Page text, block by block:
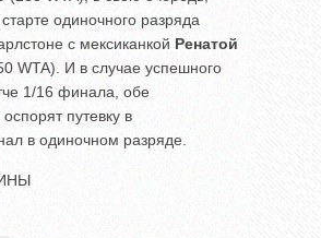
одиночного разряда
с мексиканкой Ренатой
WTA). И в случае успешного
1/16 финала, обе
путевку в
в одиночном разряде.